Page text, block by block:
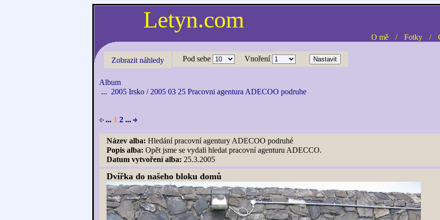
Letyn.com
O mě / Fotky /
Zobrazit náhledy Pod sebe Vnoření
Album
... 2005 Irsko / 2005 03 25 Pracovni agentura ADECOO podruhe
... 1 2 ...
Název alba: Hledání pracovní agentury ADECOO podruhé
Popis alba: Opět jsme se vydali hledat pracovní agenturu ADECCO.
Datum vytvoření alba: 25.3.2005
Dvířka do našeho bloku domů